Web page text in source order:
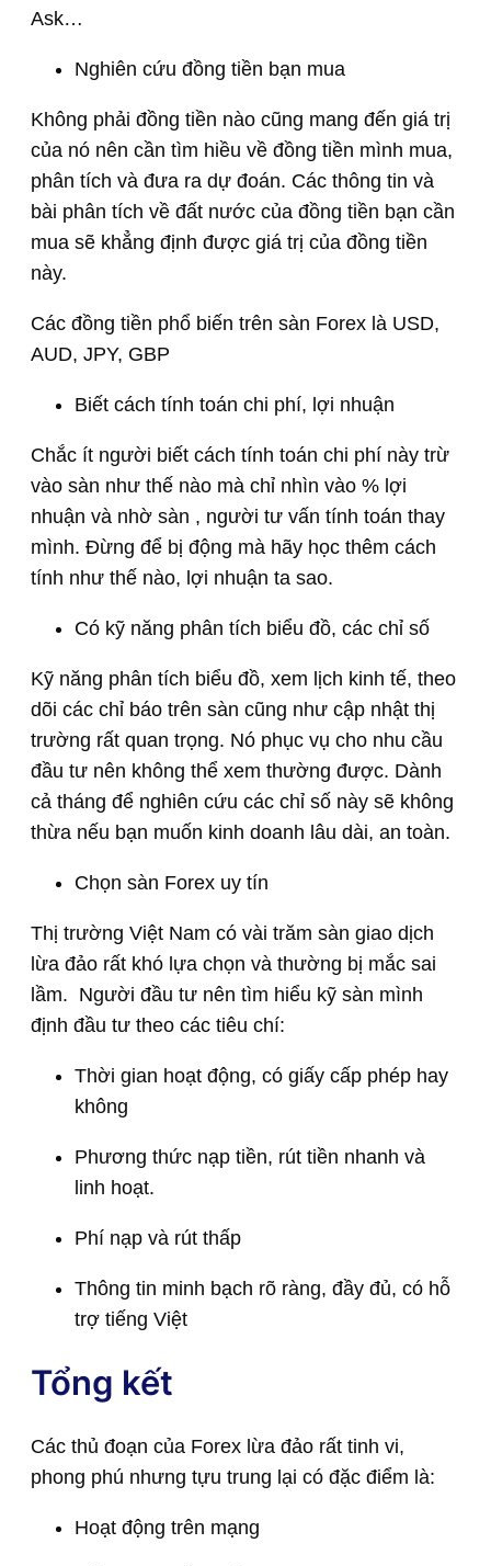
Ask…
Nghiên cứu đồng tiền bạn mua
Không phải đồng tiền nào cũng mang đến giá trị
của nó nên cần tìm hiều về đồng tiền mình mua,
phân tích và đưa ra dự đoán. Các thông tin và
bài phân tích về đất nước của đồng tiền bạn cần
mua sẽ khẳng định được giá trị của đồng tiền
này.
Các đồng tiền phổ biến trên sàn Forex là USD,
AUD, JPY, GBP
Biết cách tính toán chi phí, lợi nhuận
Chắc ít người biết cách tính toán chi phí này trừ
vào sàn như thế nào mà chỉ nhìn vào % lợi
nhuận và nhờ sàn , người tư vấn tính toán thay
mình. Đừng để bị động mà hãy học thêm cách
tính như thế nào, lợi nhuận ta sao.
Có kỹ năng phân tích biểu đồ, các chỉ số
Kỹ năng phân tích biểu đồ, xem lịch kinh tế, theo
dõi các chỉ báo trên sàn cũng như cập nhật thị
trường rất quan trọng. Nó phục vụ cho nhu cầu
đầu tư nên không thể xem thường được. Dành
cả tháng để nghiên cứu các chỉ số này sẽ không
thừa nếu bạn muốn kinh doanh lâu dài, an toàn.
Chọn sàn Forex uy tín
Thị trường Việt Nam có vài trăm sàn giao dịch
lừa đảo rất khó lựa chọn và thường bị mắc sai
lầm. Người đầu tư nên tìm hiểu kỹ sàn mình
định đầu tư theo các tiêu chí:
Thời gian hoạt động, có giấy cấp phép hay
không
Phương thức nạp tiền, rút tiền nhanh và
linh hoạt.
Phí nạp và rút thấp
Thông tin minh bạch rõ ràng, đầy đủ, có hỗ
trợ tiếng Việt
Tổng kết
Các thủ đoạn của Forex lừa đảo rất tinh vi,
phong phú nhưng tựu trung lại có đặc điểm là:
Hoạt động trên mạng